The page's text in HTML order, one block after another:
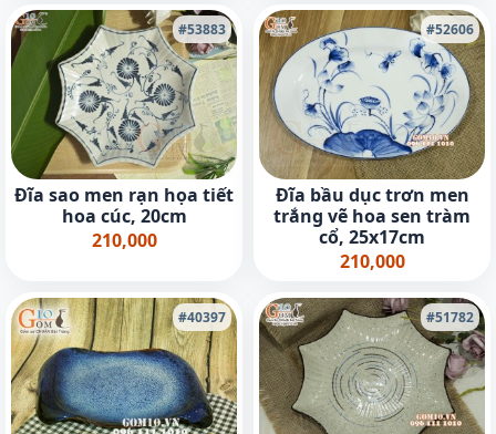
#53883
Đĩa sao men rạn họa tiết
hoa cúc, 20cm
210,000
#52606
Đĩa bầu dục trơn men
trắng vẽ hoa sen tràm
cổ, 25x17cm
210,000
#40397 #51782